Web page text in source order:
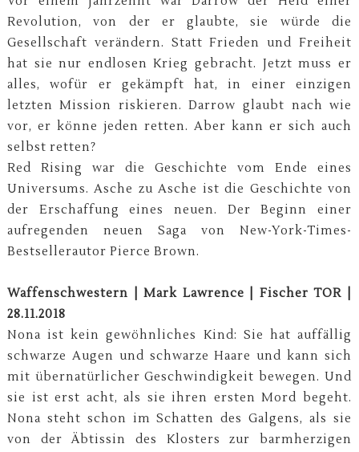
Revolution, von der er glaubte, sie würde die
Gesellschaft verändern. Statt Frieden und Freiheit
hat sie nur endlosen Krieg gebracht. Jetzt muss er
alles, wofür er gekämpft hat, in einer einzigen
letzten Mission riskieren. Darrow glaubt nach wie
vor, er könne jeden retten. Aber kann er sich auch
selbst retten?
Red Rising war die Geschichte vom Ende eines
Universums. Asche zu Asche ist die Geschichte von
der Erschaffung eines neuen. Der Beginn einer
aufregenden neuen Saga von New-York-Times-
Bestsellerautor Pierce Brown.
Waffenschwestern | Mark Lawrence | Fischer TOR |
28.11.2018
Nona ist kein gewöhnliches Kind: Sie hat auffällig
schwarze Augen und schwarze Haare und kann sich
mit übernatürlicher Geschwindigkeit bewegen. Und
sie ist erst acht, als sie ihren ersten Mord begeht.
Nona steht schon im Schatten des Galgens, als sie
von der Äbtissin des Klosters zur barmherzigen